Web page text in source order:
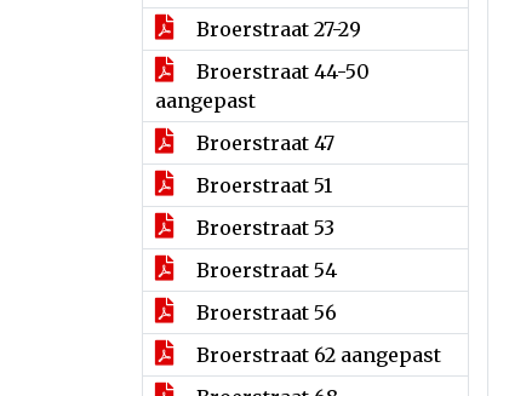
Broerstraat 27-29
Broerstraat 44-50
aangepast
Broerstraat 47
Broerstraat 51
Broerstraat 53
Broerstraat 54
Broerstraat 56
Broerstraat 62 aangepast